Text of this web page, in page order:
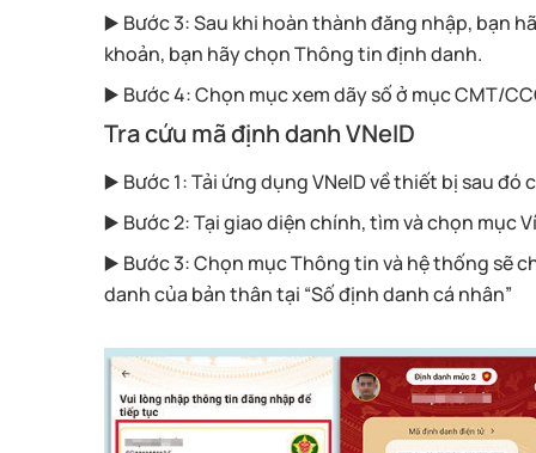
▶️ Bước 3: Sau khi hoàn thành đăng nhập, bạn
khoản, bạn hãy chọn Thông tin định danh.
▶️ Bước 4: Chọn mục xem dãy số ở mục CMT/
Tra cứu mã định danh VNeID
▶️ Bước 1: Tải ứng dụng VNeID về thiết bị sau đó
▶️ Bước 2: Tại giao diện chính, tìm và chọn mục
▶️ Bước 3: Chọn mục Thông tin và hệ thống sẽ
danh của bản thân tại “Số định danh cá nhân”